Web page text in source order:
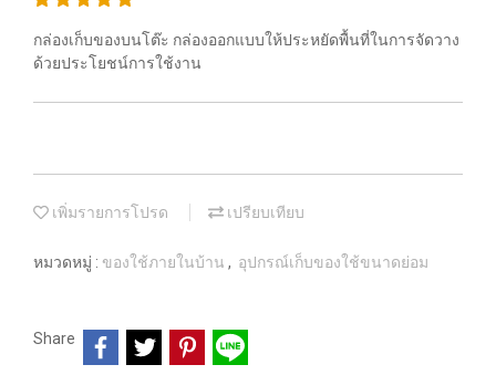
กล่องเก็บของบนโต๊ะ กล่องออกแบบให้ประหยัดพื้นที่ในการจัดวาง
ด้วยประโยชน์การใช้งาน
เพิ่มรายการโปรด เปรียบเทียบ
หมวดหมู่ : ของใช้ภายในบ้าน , อุปกรณ์เก็บของใช้ขนาดย่อม
Share